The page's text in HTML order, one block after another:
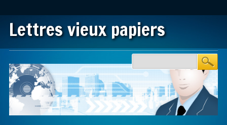
Lettres vieux papiers
Main menu